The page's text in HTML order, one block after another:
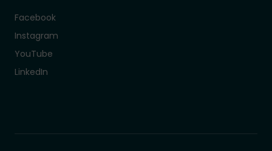
Facebook
Instagram
YouTube
LinkedIn